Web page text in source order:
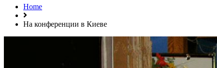
Home
На конференции в Киеве